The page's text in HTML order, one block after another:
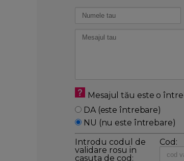
Mesajul tău este o
DA (este întrebare)
NU (nu este întrebare)
Introdu codul de
validare rosu in
casuta de cod:
Cod: